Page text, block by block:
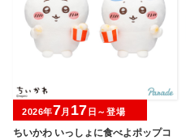
ちいかわ いっしょに食べよポップコ
2026年7月 17 日～登場